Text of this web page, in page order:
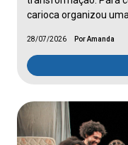
carioca organizou
28/07/2026 Por Amanda